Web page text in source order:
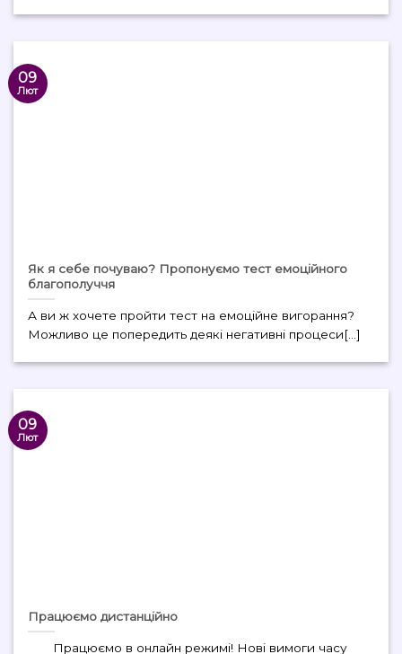
Як я себе почуваю? Пропонуємо тест емоційного
благополуччя
А ви ж хочете пройти тест на емоційне вигорання?
Можливо це попередить деякі негативні процеси[...]
09
Лют
Працюємо дистанційно
Працюємо в онлайн режимі! Нові вимоги часу
09
Лют